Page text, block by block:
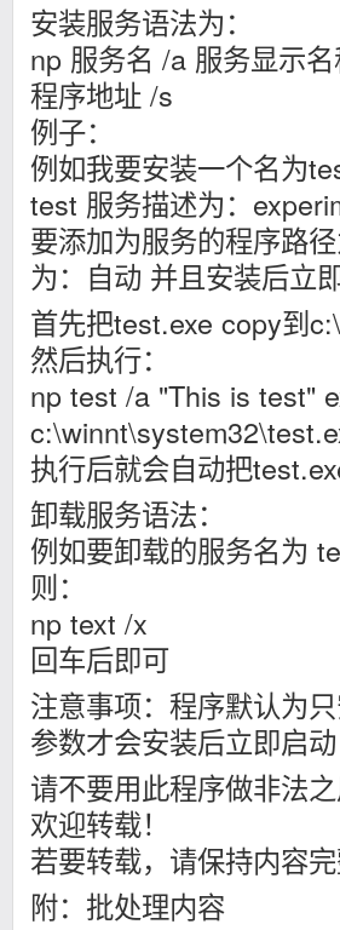
安装服务语法为：
np 服务名 /a 服务显示
程序地址 /s
例子：
例如我要安装一个名为
test 服务描述为：
要添加为服务的程序路
为：自动 并且安装后立
首先把test.exe copy到
然后执行：
np test /a "This is test"
执行后就会自动把
卸载服务语法：
例如要卸载的服务名为
则：
np text /x
回车后即可
注意事项：程序默认为
参数才会安装后立即启动
请不要用此程序做非法
欢迎转载！
若要转载，请保持内容完
附：批处理内容